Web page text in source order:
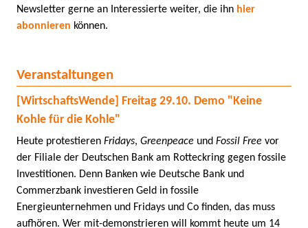
Newsletter gerne an Interessierte weiter, die ihn hier
abonnieren können.
Veranstaltungen
[WirtschaftsWende] Freitag 29.10. Demo "Keine
Kohle für die Kohle"
Heute protestieren Fridays, Greenpeace und Fossil Free vor
der Filiale der Deutschen Bank am Rotteckring gegen fossile
Investitionen. Denn Banken wie Deutsche Bank und
Commerzbank investieren Geld in fossile
Energieunternehmen und Fridays und Co finden, das muss
aufhören. Wer mit-demonstrieren will kommt heute um 14